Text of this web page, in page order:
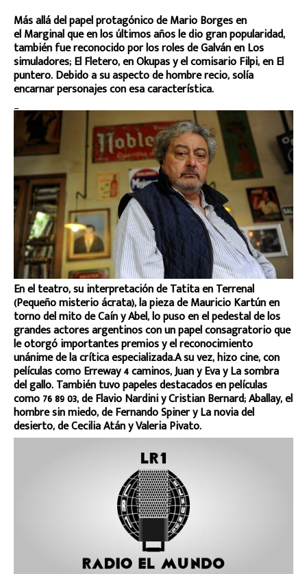
Más allá del papel protagónico de Mario Borges en
el Marginal que en los últimos años le dio gran popularidad,
también fue reconocido por los roles de Galván en Los
simuladores; El Fletero, en Okupas y el comisario Filpi, en El
puntero. Debido a su aspecto de hombre recio, solía
encarnar personajes con esa característica.
En el teatro, su interpretación de Tatita en Terrenal
(Pequeño misterio ácrata), la pieza de Mauricio Kartún en
torno del mito de Caín y Abel, lo puso en el pedestal de los
grandes actores argentinos con un papel consagratorio que
le otorgó importantes premios y el reconocimiento
unánime de la crítica especializada.A su vez, hizo cine, con
películas como Erreway 4 caminos, Juan y Eva y La sombra
del gallo. También tuvo papeles destacados en películas
como 76 89 03, de Flavio Nardini y Cristian Bernard; Aballay, el
hombre sin miedo, de Fernando Spiner y La novia del
desierto, de Cecilia Atán y Valeria Pivato.